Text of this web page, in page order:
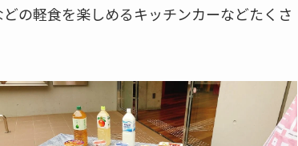
の軽食を楽しめるキッチンカーなどたくさ